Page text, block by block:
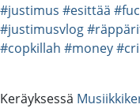
#justimus #esittää
#justimusvlog
#copkillah #money
Keräyksessä